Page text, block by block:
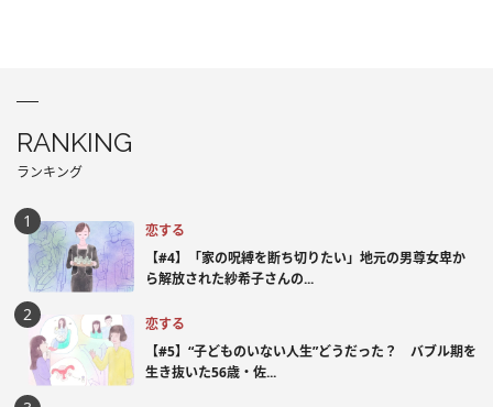
RANKING
ランキング
恋する
【#4】「家の呪縛を断ち切りたい」地元の男尊女卑か
ら解放された紗希子さんの...
恋する
【#5】“子どものいない人生”どうだった？ バブル期を
生き抜いた56歳・佐...